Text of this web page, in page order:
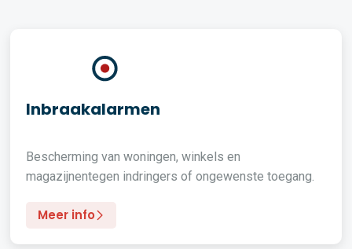
Inbraakalarmen
Bescherming van woningen, winkels en
magazijnentegen indringers of ongewenste toegang.
Meer info